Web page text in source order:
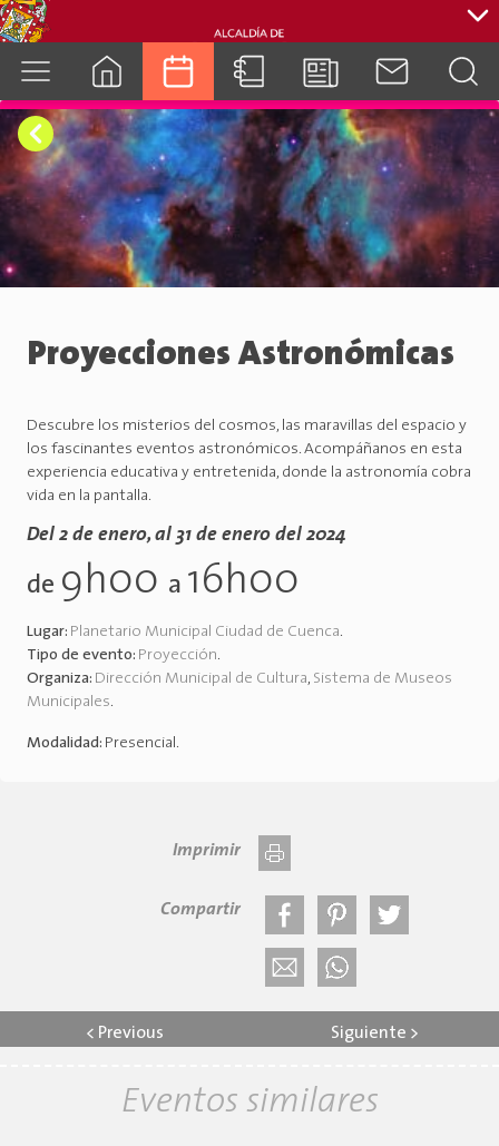
cuenca.gob.ec
Proyecciones Astronómicas
Descubre los misterios del cosmos, las maravillas del espacio y
los fascinantes eventos astronómicos. Acompáñanos en esta
experiencia educativa y entretenida, donde la astronomía cobra
vida en la pantalla.
Del 2 de enero, al 31 de enero del 2024
de 9h00 a 16h00
Lugar: Planetario Municipal Ciudad de Cuenca.
Tipo de evento: Proyección.
Organiza: Dirección Municipal de Cultura, Sistema de Museos
Municipales.
Modalidad: Presencial.
Imprimir
Compartir
< Previous Siguiente >
Eventos similares